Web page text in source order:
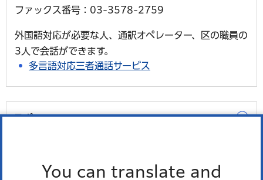
You can translate and
ファックス番号：03-3578-2759
外国語対応が必要な人、通訳オペレーター、区の職員の
3人で会話ができます。
多言語対応三者通話サービス
スポーツ